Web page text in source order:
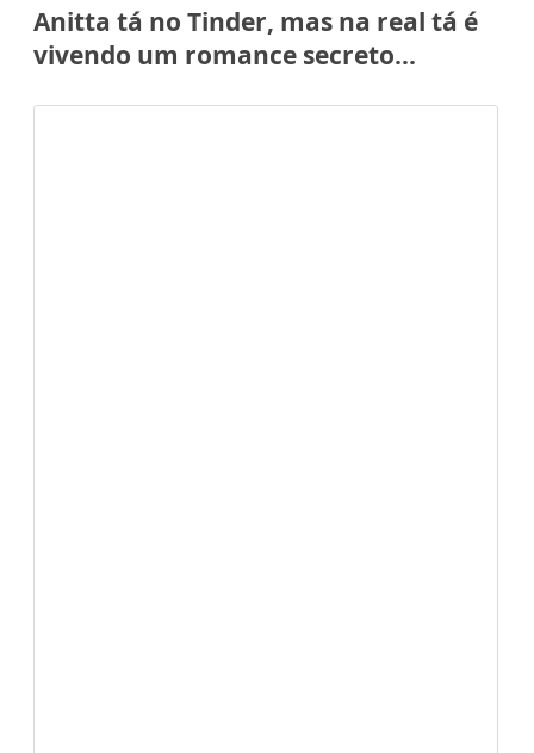
Anitta tá no Tinder, mas na real tá é
vivendo um romance secreto...